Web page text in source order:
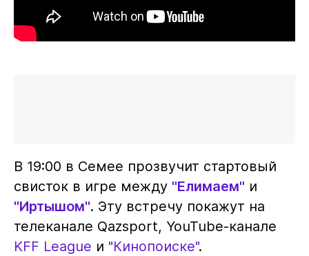
В 19:00 в Семее прозвучит стартовый
свисток в игре между "Елимаем" и
"Иртышом". Эту встречу покажут на
телеканале Qazsport, YouTube-канале
KFF League и "Кинопоиске".